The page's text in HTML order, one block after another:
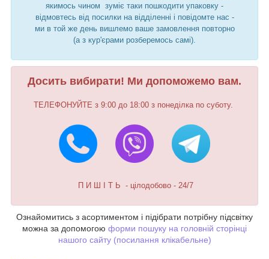
якимось чином зуміє таки пошкодити упаковку -
відмовтесь від посилки на відділенні і повідомте нас -
ми в той же день вишлемо ваше замовлення повторно
(а з кур'єрами розберемось самі).
Досить вибирати! Ми допоможемо вам.
ТЕЛЕФОНУЙТЕ з 9:00 до 18:00 з понеділка по суботу.
П И Ш І Т Ь - цілодобово - 24/7
Ознайомитись з асортиментом і підібрати потрібну підсвітку
можна за допомогою форми пошуку на головній сторінці
нашого сайту (посилання клікабельне)